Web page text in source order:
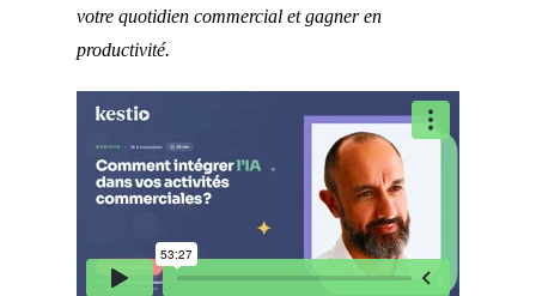
votre quotidien commercial et gagner en
productivité.